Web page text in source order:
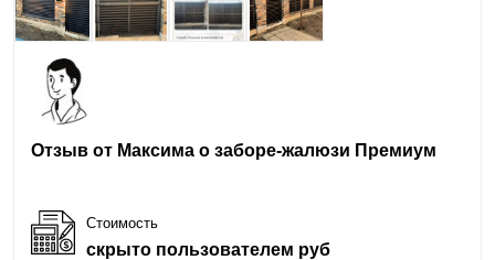
Отзыв от Максима о заборе-жалюзи Премиум
Стоимость
скрыто пользователем руб